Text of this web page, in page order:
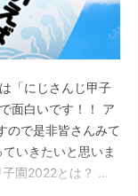
「にじさんじ甲子
面白いです！！ ア
ので是非皆さんみて
いきたいと思いま
園2022とは？ に